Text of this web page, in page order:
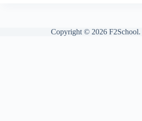
Copyright © 2026 F2School.